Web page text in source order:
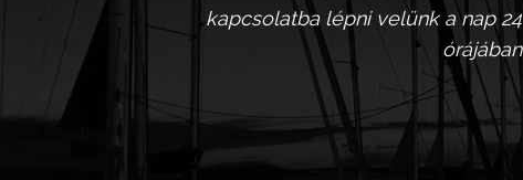
kapcsolatba lépni velünk a nap 24
órájában